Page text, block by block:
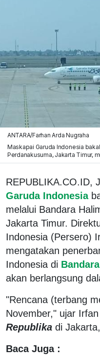
ANTARA/Farhan Arda Nugraha
Maskapai Garuda Indonesia
Perdanakusuma, Jakarta Timur,
REPUBLIKA.CO.ID,
Garuda Indonesia
melalui Bandara
Jakarta Timur.
Indonesia (Persero)
mengatakan
Indonesia di
akan berlangsung
"Rencana (terbang
November," ujar
Republika di
Baca Juga :